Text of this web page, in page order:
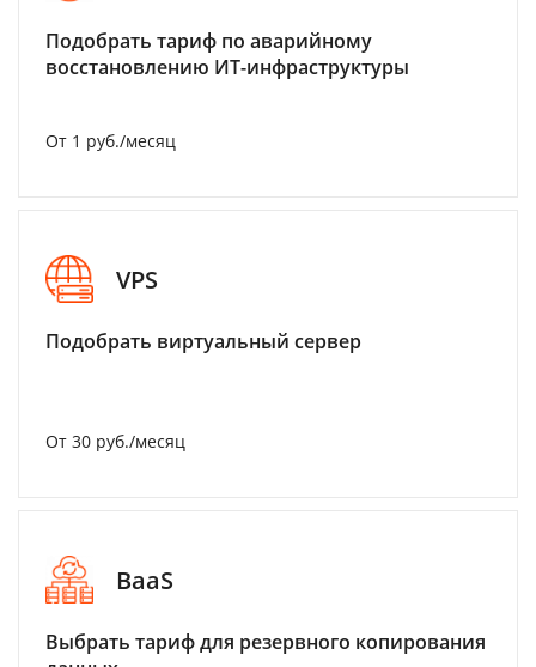
Подобрать тариф по аварийному
восстановлению ИТ-инфраструктуры
От 1 руб./месяц
VPS
Подобрать виртуальный сервер
От 30 руб./месяц
BaaS
Выбрать тариф для резервного копирования